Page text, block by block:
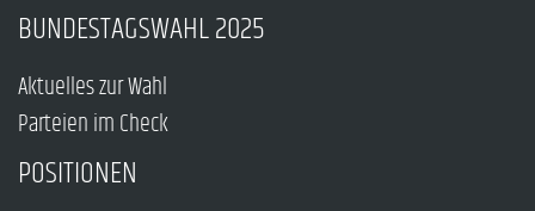
BUNDESTAGSWAHL 2025
Aktuelles zur Wahl
Parteien im Check
POSITIONEN